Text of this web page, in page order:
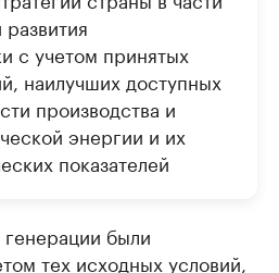
с учетом принятых
наилучших доступных
производства и
энергии и их
показателей
были
тех исходных условий,